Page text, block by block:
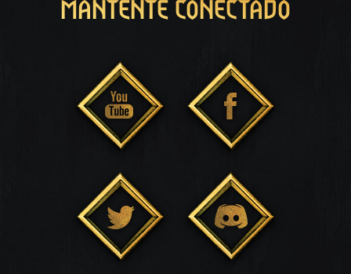
MANTENTE CONECTADO